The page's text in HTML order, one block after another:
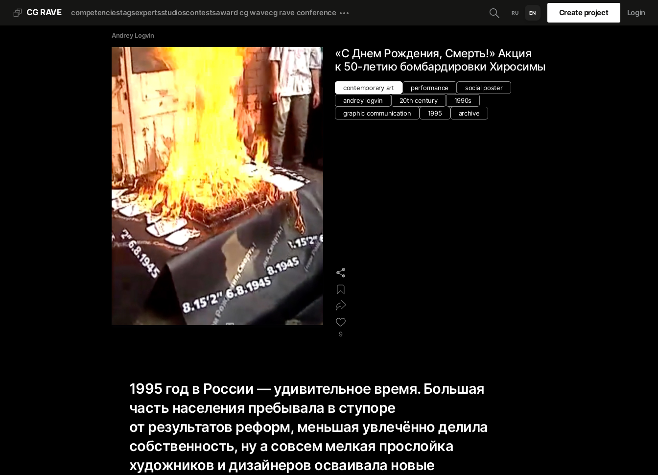
CG RAVE competenciestagsexpertsstudioscontestsaward cg wavecg rave conference RU EN Create project Login
Andrey Logvin
«С Днем Рождения, Смерть!» Акция
к 50-летию бомбардировки Хиросимы
contemporary art performance
social poster
andrey logvin
20th century
1990s
graphic communication
1995 archive
9
1995 год в России — удивительное время. Большая
часть населения пребывала в ступоре
от результатов реформ, меньшая увлечённо делила
собственность, ну а совсем мелкая прослойка
художников и дизайнеров осваивала новые